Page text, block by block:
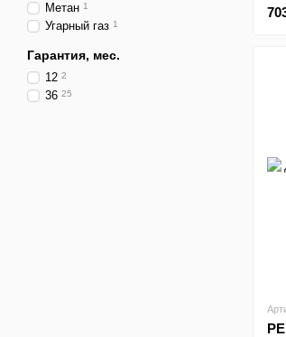
Метан 1
Угарный газ 1
Гарантия, мес.
12 2
36 25